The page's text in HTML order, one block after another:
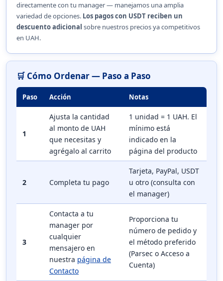
directamente con tu manager — manejamos una amplia
variedad de opciones. Los pagos con USDT reciben un
descuento adicional sobre nuestros precios ya competitivos
en UAH.
🛒 Cómo Ordenar — Paso a Paso
Paso Acción Notas
1
Ajusta la cantidad
al monto de UAH
que necesitas y
agrégalo al carrito
1 unidad = 1 UAH. El
mínimo está
indicado en la
página del producto
2 Completa tu pago
Tarjeta, PayPal, USDT
u otro (consulta con
el manager)
3
Contacta a tu
manager por
cualquier
mensajero en
nuestra página de
Contacto
Proporciona tu
número de pedido y
el método preferido
(Parsec o Acceso a
Cuenta)